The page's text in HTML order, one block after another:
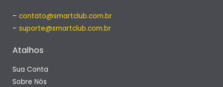
– contato@smartclub.com.br
– suporte@smartclub.com.br
Atalhos
Sua Conta
Sobre Nós